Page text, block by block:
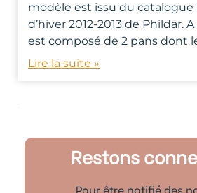
modèle est issu du catalogue
d’hiver 2012-2013 de Phildar.
est composé de 2 pans dont
Lire la suite »
Restons
Pour être notifié des